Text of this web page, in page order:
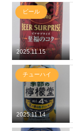
2025.11.15
ビール
2025.11.14
チューハイ